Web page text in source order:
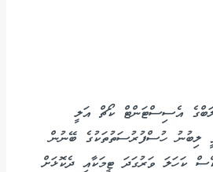
އެސިސްޓަންޓް ކޯޗް އަލީ
ލިބުނު ހުސްފުރުސަތުތަކުގެ ބޭނުން
ކަހަލަ ވަރުގަދަ ޓީމަކާއި ދެކޮޅަށް